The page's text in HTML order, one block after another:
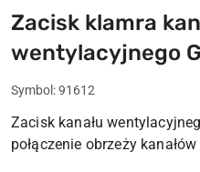
Zacisk klamra
wentylacyjnego
Symbol:91612
Zacisk kanału
połączenie obrzeży